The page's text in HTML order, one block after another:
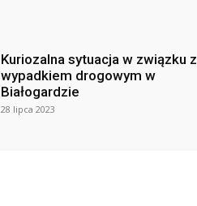
Kuriozalna sytuacja w związku z
wypadkiem drogowym w
Białogardzie
28 lipca 2023